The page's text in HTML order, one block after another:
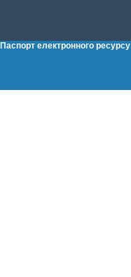
Паспорт електронного ресурсу